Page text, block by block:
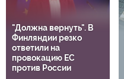
"Должна вернуть". В
Финляндии резко
ответили на
провокацию ЕС
против России